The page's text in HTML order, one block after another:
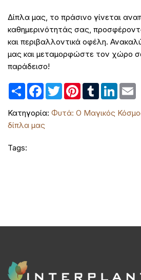
Δίπλα μας, το πράσινο γίνεται
καθημερινότητάς σας,
και περιβαλλοντικά οφέλη.
μας και μεταμορφώστε τον χώρο
παράδεισο!
Share Facebook
TwitterPinterestTumblr
Κατηγορία: Φυτά: Ο Μαγικός
δίπλα μας
Tags: